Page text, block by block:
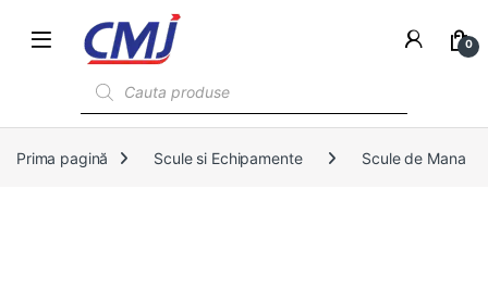
0
Prima pagină Scule si Echipamente Scule de Mana